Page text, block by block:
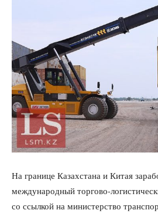
На границе Казахстана и Китая
международный торгово-
со ссылкой на министерство